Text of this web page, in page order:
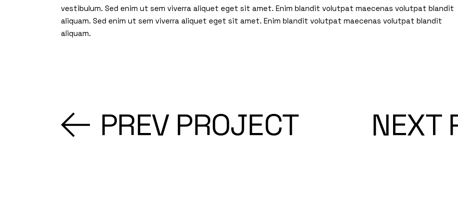
vestibulum. Sed enim ut sem viverra aliquet eget sit amet. Enim blandit volutpat maecenas volutpat blandit
aliquam. Sed enim ut sem viverra aliquet eget sit amet. Enim blandit volutpat maecenas volutpat blandit
aliquam.
PREV PROJECT NEXT